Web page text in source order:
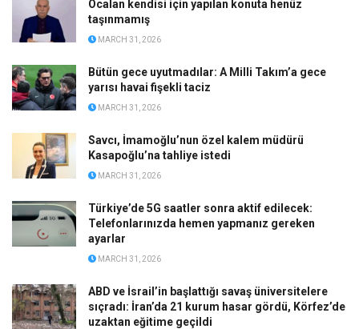
Öcalan kendisi için yapılan konuta henüz
taşınmamış
MARCH 31, 2026
Bütün gece uyutmadılar: A Milli Takım’a gece
yarısı havai fişekli taciz
MARCH 31, 2026
Savcı, İmamoğlu’nun özel kalem müdürü
Kasapoğlu’na tahliye istedi
MARCH 31, 2026
Türkiye’de 5G saatler sonra aktif edilecek:
Telefonlarınızda hemen yapmanız gereken
ayarlar
MARCH 31, 2026
ABD ve İsrail’in başlattığı savaş üniversitelere
sıçradı: İran’da 21 kurum hasar gördü, Körfez’de
uzaktan eğitime geçildi